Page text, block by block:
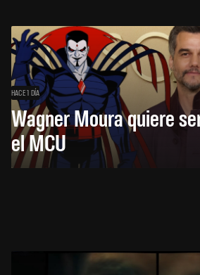
HACE 1 DÍA
Wagner Moura quiere
el MCU